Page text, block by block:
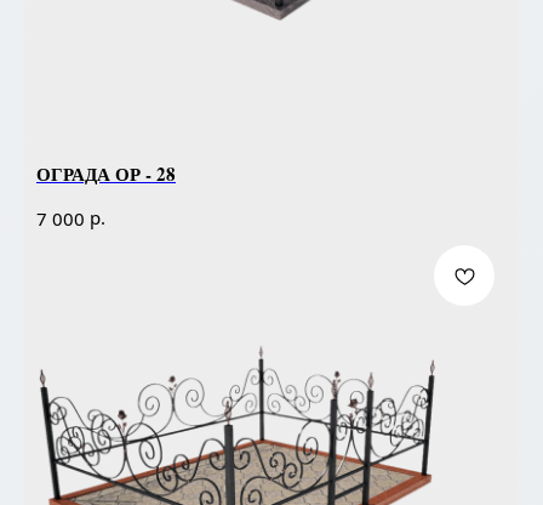
ОГРАДА ОР - 28
7 000 р.